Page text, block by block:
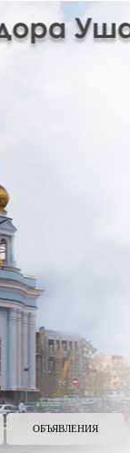
ОБЪЯВЛЕНИЯ